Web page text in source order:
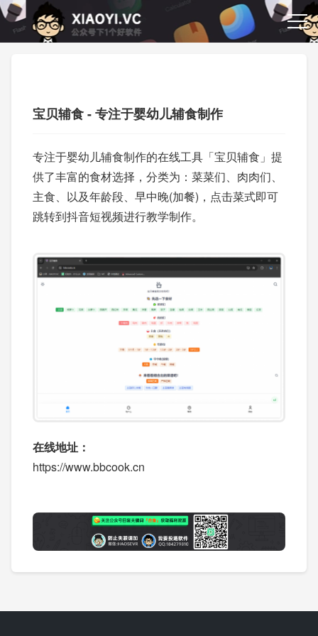
宝贝辅食 - 专注于婴幼儿辅食制作
专注于婴幼儿辅食制作的在线工具「宝贝辅食」提
供了丰富的食材选择，分类为：菜菜们、肉肉们、
主食、以及年龄段、早中晚(加餐)，点击菜式即可
跳转到抖音短视频进行教学制作。
在线地址：
https://www.bbcook.cn